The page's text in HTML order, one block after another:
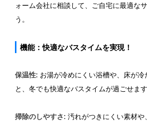
ォーム会社に相談して、ご自宅に最適な
う。
機能：快適なバスタイムを実現！
保温性: お湯が冷めにくい浴槽や、床が
と、冬でも快適なバスタイムが過ごせます
掃除のしやすさ: 汚れがつきにくい素材